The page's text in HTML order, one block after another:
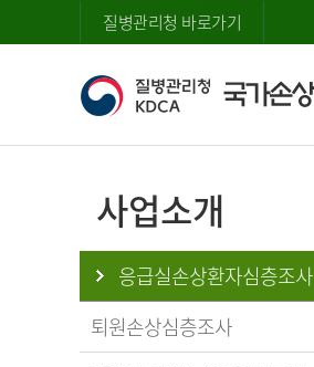
질병관리청 바로가기
사업소개
응급실손상환자심층조사
퇴원손상심층조사